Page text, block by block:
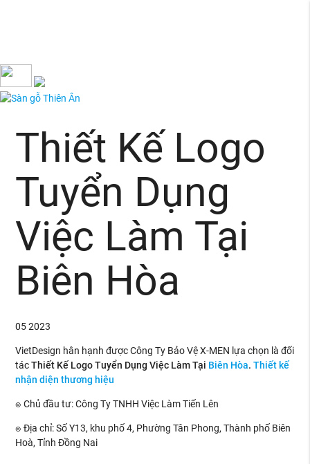
Thiết Kế Logo
Tuyển Dụng
Việc Làm Tại
Biên Hòa
052023
VietDesign hân hạnh được Công Ty Bảo Vệ X-MEN lựa chọn là đối
tácThiết Kế Logo Tuyển Dụng Việc Làm Tại Biên Hòa.Thiết kế
nhận diện thương hiệu
๏ Chủ đầu tư: Công Ty TNHH Việc Làm Tiến Lên
๏ Địa chỉ: Số Y13, khu phố 4, Phường Tân Phong, Thành phố Biên
Hoà, Tỉnh Đồng Nai